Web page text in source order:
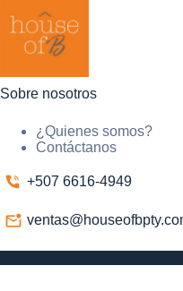
Sobre nosotros
¿Quienes somos?
Contáctanos
+507 6616-4949